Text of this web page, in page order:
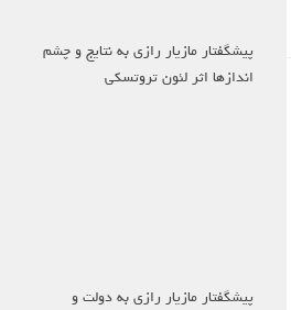
پیشگفتار مازیار رازی به نتایج و چشم
اندازها اثر لئون تروتسکی
پیشگفتار مازیار رازی به دولت و